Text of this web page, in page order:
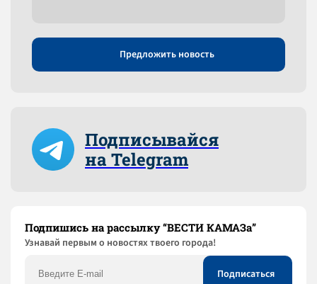
Предложить новость
Подписывайся
на Telegram
Подпишись на рассылку “ВЕСТИ КАМАЗа”
Узнaвай первым о новостях твоего города!